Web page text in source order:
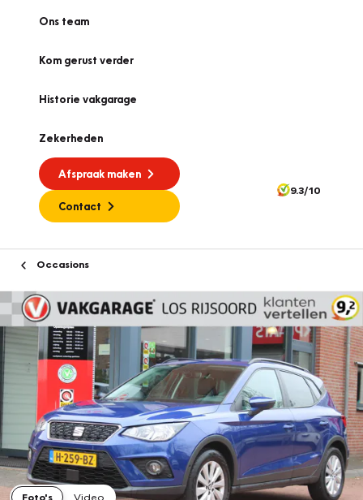
Ons team
Kom gerust verder
Historie vakgarage
Zekerheden
Afspraak maken
Contact
9.3/10
Occasions
Foto's Video